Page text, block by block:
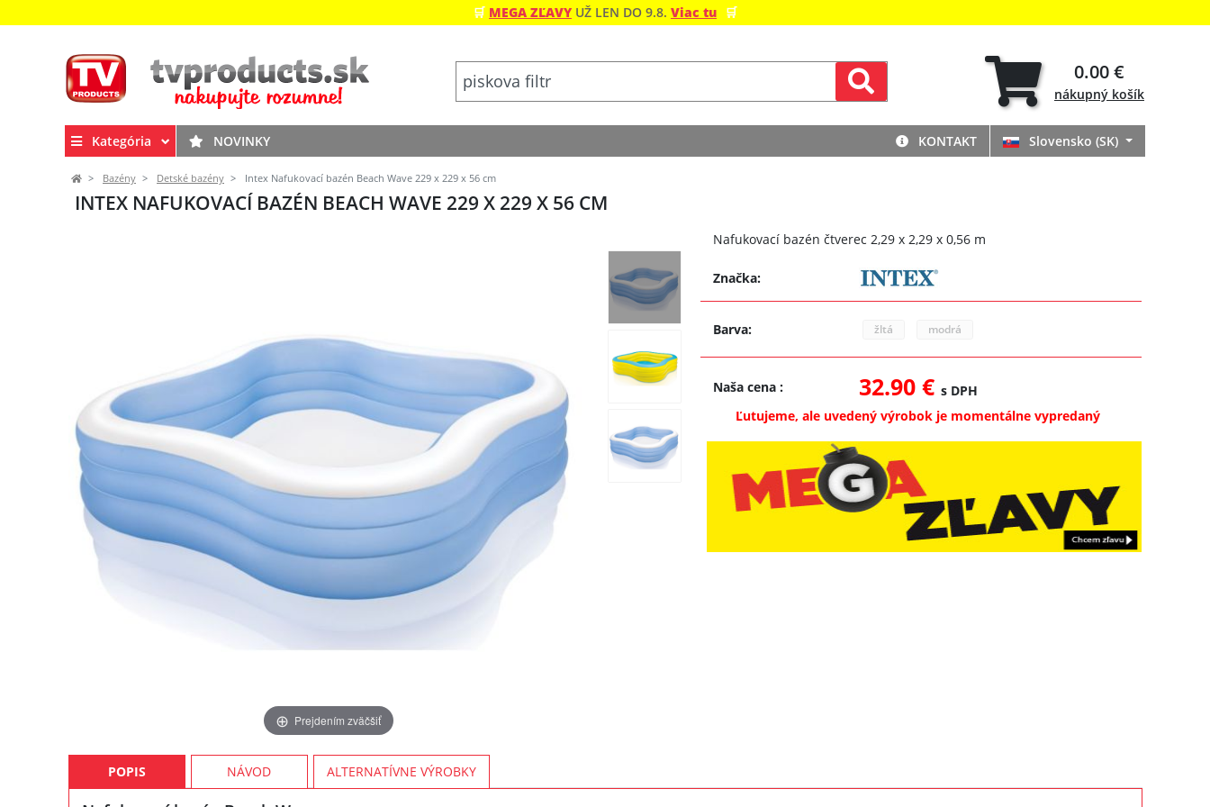
🛒 MEGA ZĽAVY UŽ LEN DO 9.8. Viac tu 🛒
0.00 €
nákupný košík
Kategória NOVINKY KONTAKT Slovensko (SK)
Bazény Detské bazény Intex Nafukovací bazén Beach Wave 229 x 229 x 56 cm
INTEX NAFUKOVACÍ BAZÉN BEACH WAVE 229 X 229 X 56 CM
Prejdením zväčšiť
Nafukovací bazén čtverec 2,29 x 2,29 x 0,56 m
Značka:
Barva: žltá modrá
Naša cena: 32.90 €s DPH
Ľutujeme, ale uvedený výrobok je momentálne vypredaný
POPIS NÁVOD ALTERNATÍVNE VÝROBKY